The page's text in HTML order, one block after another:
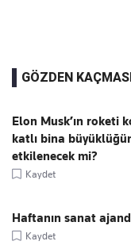
GÖZDEN
Elon Musk’ın roketi
katlı bina
etkilenecek mi?
Kaydet
Haftanın sanat
Kaydet